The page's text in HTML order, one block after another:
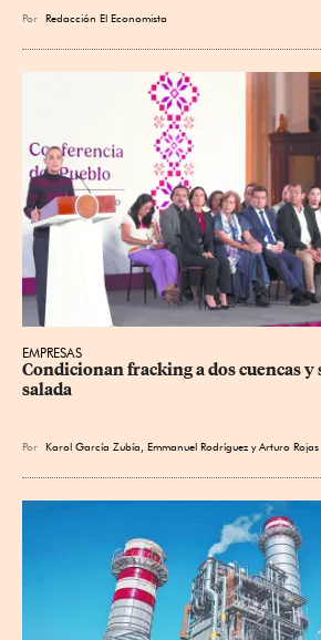
Por Redacción El Economista
EMPRESAS
Condicionan fracking a dos cuencas y
salada
Por Karol García Zubía Emmanuel Rodríguez yArturo Rojas